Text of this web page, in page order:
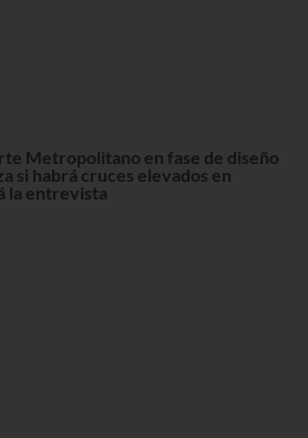
Metropolitano en fase de diseño
si habrá cruces elevados en
la entrevista